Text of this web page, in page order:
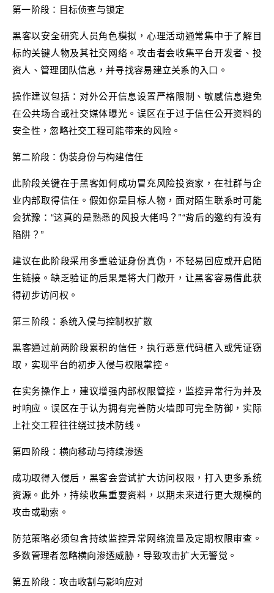
第一阶段：目标侦查与锁定
黑客以安全研究人员角色模拟，心理活动通常集中于了解目
标的关键人物及其社交网络。攻击者会收集平台开发者、投
资人、管理团队信息，并寻找容易建立关系的入口。
操作建议包括：对外公开信息设置严格限制、敏感信息避免
在公共场合或社交媒体曝光。误区在于过于信任公开资料的
安全性，忽略社交工程可能带来的风险。
第二阶段：伪装身份与构建信任
此阶段关键在于黑客如何成功冒充风险投资家，在社群与企
业内部取得信任。假如你是目标人物，面对陌生联系时可能
会犹豫：“这真的是熟悉的风投大佬吗？”“背后的邀约有没有
陷阱？”
建议在此阶段采用多重验证身份真伪，不轻易回应或开启陌
生链接。缺乏验证的后果是将大门敞开，让黑客容易借此获
得初步访问权。
第三阶段：系统入侵与控制权扩散
黑客通过前两阶段累积的信任，执行恶意代码植入或凭证窃
取，实现平台的初步入侵与权限掌控。
在实务操作上，建议增强内部权限管控，监控异常行为并及
时响应。误区在于认为拥有完善防火墙即可完全防御，实际
上社交工程往往绕过技术防线。
第四阶段：横向移动与持续渗透
成功取得入侵后，黑客会尝试扩大访问权限，打入更多系统
资源。此外，持续收集重要资料，以期未来进行更大规模的
攻击或勒索。
防范策略必须包含持续监控异常网络流量及定期权限审查。
多数管理者忽略横向渗透威胁，导致攻击扩大无警觉。
第五阶段：攻击收割与影响应对